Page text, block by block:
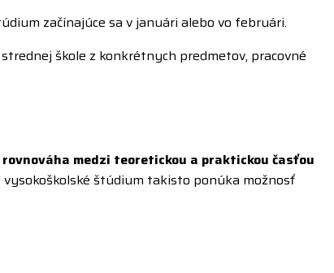
začínajúce sa v januári alebo vo februári.
škole z konkrétnych predmetov, pracovné
rovnováha medzi teoretickou a praktickou časťou
štúdium takisto ponúka možnosť